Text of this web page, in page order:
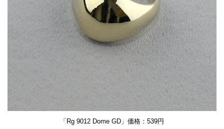
「Rg 9012 Dome GD」価格：539円